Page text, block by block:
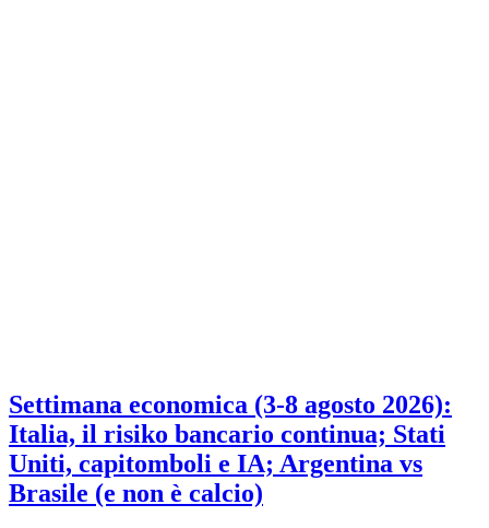
Settimana economica (3-8 agosto 2026):
Italia, il risiko bancario continua; Stati
Uniti, capitomboli e IA; Argentina vs
Brasile (e non è calcio)